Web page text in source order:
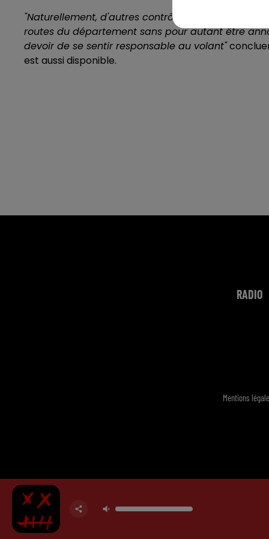
"Naturellement, d'autres contrôles seront réalisés
routes du département sans pour autant être
devoir de se sentir responsable au volant"
est aussi disponible.
RADIO
Mentions